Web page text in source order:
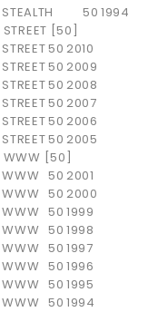
50 1994
[50]
50 2010
50 2009
50 2008
50 2007
50 2006
50 2005
WWW [50]
50 2001
50 2000
50 1999
50 1998
50 1997
50 1996
50 1995
50 1994